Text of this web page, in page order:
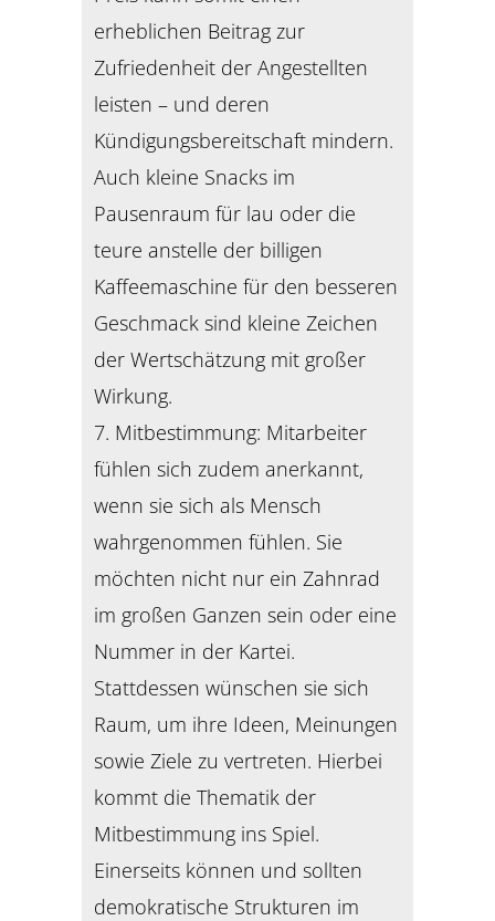
erheblichen Beitrag zur
Zufriedenheit der Angestellten
leisten – und deren
Kündigungsbereitschaft mindern.
Auch kleine Snacks im
Pausenraum für lau oder die
teure anstelle der billigen
Kaffeemaschine für den besseren
Geschmack sind kleine Zeichen
der Wertschätzung mit großer
Wirkung.
7. Mitbestimmung: Mitarbeiter
fühlen sich zudem anerkannt,
wenn sie sich als Mensch
wahrgenommen fühlen. Sie
möchten nicht nur ein Zahnrad
im großen Ganzen sein oder eine
Nummer in der Kartei.
Stattdessen wünschen sie sich
Raum, um ihre Ideen, Meinungen
sowie Ziele zu vertreten. Hierbei
kommt die Thematik der
Mitbestimmung ins Spiel.
Einerseits können und sollten
demokratische Strukturen im